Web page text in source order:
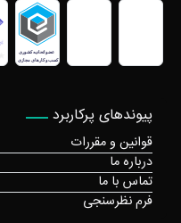
پیوندهای پرکاربرد
قوانین و مقررات
درباره ما
تماس با ما
فرم نظرسنجی